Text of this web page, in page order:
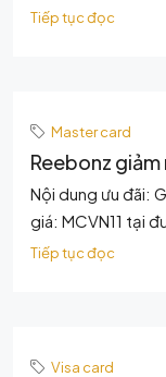
Tiếp tục đọc
Master card
Reebonz giảm
Nội dung ưu đãi:
giá: MCVN11 tại
Tiếp tục đọc
Visa card